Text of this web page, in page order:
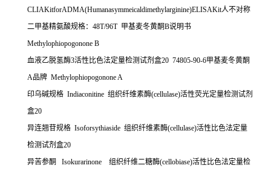
CLIAKitforADMA(Humanasymmeicaldimethylarginine)ELISAKit人不对称
二甲基精氨酸规格： 48T/96T 甲基麦冬黄酮B说明书
Methylophiopogonone B
血液乙脱氢酶3活性比色法定量检测试剂盒20 74805-90-6甲基麦冬黄酮
A品牌 Methylophiopogonone A
印乌碱规格 Indiaconitine 组织纤维素酶(cellulase)活性荧光定量检测试剂
盒20
异连翘苷规格 Isoforsythiaside 组织纤维素酶(cellulase)活性比色法定量
检测试剂盒20
异苦参酮
Isokurarinone 组织纤维二糖酶(cellobiase)活性比色法定量检